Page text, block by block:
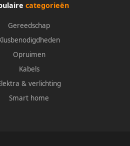
categorieën
Gereedschap
Opruimen
Kabels
& verlichting
Smart home